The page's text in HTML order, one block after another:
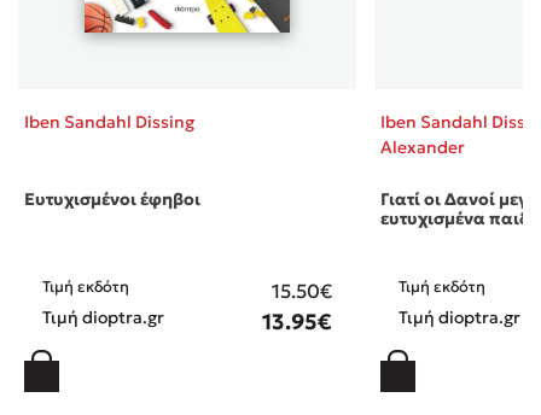
Iben Sandahl Dissing
Ευτυχισμένοι έφηβοι
Τιμή εκδότη 15.50€
Τιμή dioptra.gr 13.95€
Iben Sandahl
Alexander
Γιατί οι Δανοί
ευτυχισμένα
Τιμή εκδότη
Τιμή dioptra.gr